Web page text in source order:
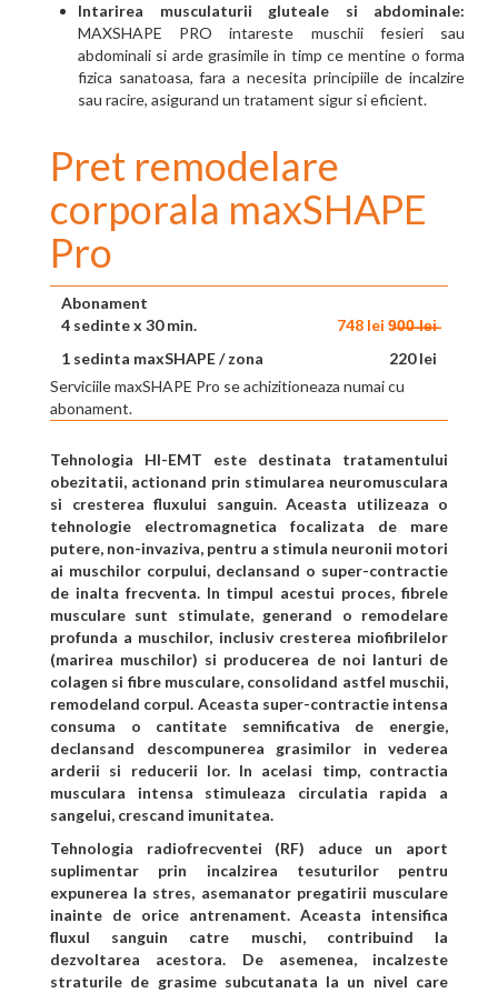
Intarirea musculaturii gluteale si abdominale:
MAXSHAPE PRO intareste muschii fesieri sau
abdominali si arde grasimile in timp ce mentine o forma
fizica sanatoasa, fara a necesita principiile de incalzire
sau racire, asigurand un tratament sigur si eficient.
Pret remodelare
corporala maxSHAPE
Pro
Abonament
4 sedinte x 30 min.
748 lei 9̶0̶0̶ ̶l̶e̶i̶
1 sedinta maxSHAPE / zona
220 lei
Serviciile maxSHAPE Pro se achizitioneaza numai cu
abonament.
Tehnologia HI-EMT este destinata tratamentului
obezitatii, actionand prin stimularea neuromusculara
si cresterea fluxului sanguin. Aceasta utilizeaza o
tehnologie electromagnetica focalizata de mare
putere, non-invaziva, pentru a stimula neuronii motori
ai muschilor corpului, declansand o super-contractie
de inalta frecventa. In timpul acestui proces, fibrele
musculare sunt stimulate, generand o remodelare
profunda a muschilor, inclusiv cresterea miofibrilelor
(marirea muschilor) si producerea de noi lanturi de
colagen si fibre musculare, consolidand astfel muschii,
remodeland corpul. Aceasta super-contractie intensa
consuma o cantitate semnificativa de energie,
declansand descompunerea grasimilor in vederea
arderii si reducerii lor. In acelasi timp, contractia
musculara intensa stimuleaza circulatia rapida a
sangelui, crescand imunitatea.
Tehnologia radiofrecventei (RF) aduce un aport
suplimentar prin incalzirea tesuturilor pentru
expunerea la stres, asemanator pregatirii musculare
inainte de orice antrenament. Aceasta intensifica
fluxul sanguin catre muschi, contribuind la
dezvoltarea acestora. De asemenea, incalzeste
straturile de grasime subcutanata la un nivel care